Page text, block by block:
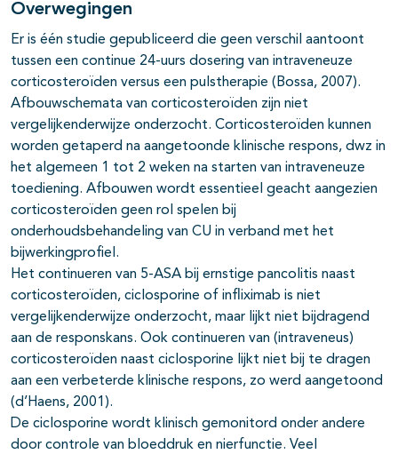
Overwegingen
Er is één studie gepubliceerd die geen verschil aantoont
tussen een continue 24-uurs dosering van intraveneuze
corticosteroïden versus een pulstherapie (Bossa, 2007).
Afbouwschemata van corticosteroïden zijn niet
vergelijkenderwijze onderzocht. Corticosteroïden kunnen
worden getaperd na aangetoonde klinische respons, dwz in
het algemeen 1 tot 2 weken na starten van intraveneuze
toediening. Afbouwen wordt essentieel geacht aangezien
corticosteroïden geen rol spelen bij
onderhoudsbehandeling van CU in verband met het
bijwerkingprofiel.
Het continueren van 5-ASA bij ernstige pancolitis naast
corticosteroïden, ciclosporine of infliximab is niet
vergelijkenderwijze onderzocht, maar lijkt niet bijdragend
aan de responskans. Ook continueren van (intraveneus)
corticosteroïden naast ciclosporine lijkt niet bij te dragen
aan een verbeterde klinische respons, zo werd aangetoond
(d’Haens, 2001).
De ciclosporine wordt klinisch gemonitord onder andere
door controle van bloeddruk en nierfunctie. Veel